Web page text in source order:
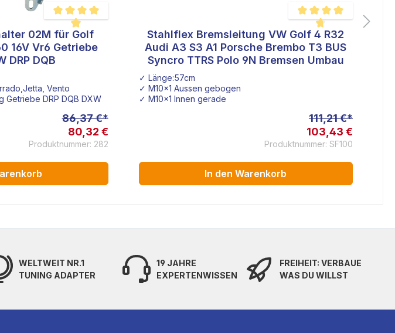
Durchschnittliche Bewertung von 4.9 von 5 Sternen
02M für Golf
16V Vr6 Getriebe
DRP DQB
Vento
Getriebe DRP DQB DXW
86,37 €*
80,32 €
Produktnummer: 282
Durchschnittliche
Stahlflex Bremsleitung VW Golf 4 R32
Audi A3 S3 A1 Porsche Brembo T3 BUS
Syncro TTRS Polo 9N Bremsen Umbau
✓ Länge:57cm
✓ M10x1 Aussen gebogen
✓ M10x1 Innen gerade
111,21 €*
103,43 €
Produktnummer: SF100
In den Warenkorb
WELTWEIT NR.1
TUNING ADAPTER
19 JAHRE
EXPERTENWISSEN
FREIHEIT: VERBAUE
WAS DU WILLST